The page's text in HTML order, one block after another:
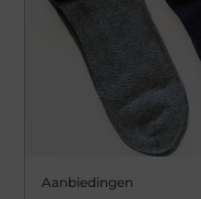
Aanbiedingen